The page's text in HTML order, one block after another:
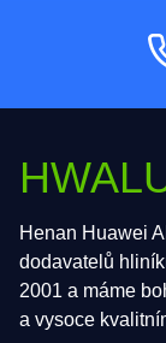
Henan Huawei
dodavatelů
2001 a máme
a vysoce